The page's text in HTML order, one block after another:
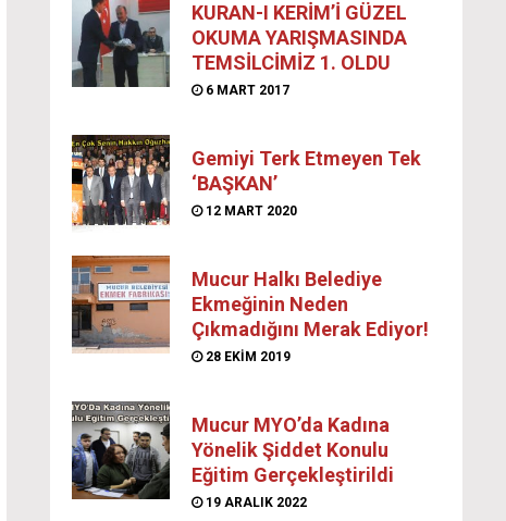
KURAN-I KERİM’İ GÜZEL
OKUMA YARIŞMASINDA
TEMSİLCİMİZ 1. OLDU
6 MART 2017
Gemiyi Terk Etmeyen Tek
‘BAŞKAN’
12 MART 2020
Mucur Halkı Belediye
Ekmeğinin Neden
Çıkmadığını Merak Ediyor!
28 EKIM 2019
Mucur MYO’da Kadına
Yönelik Şiddet Konulu
Eğitim Gerçekleştirildi
19 ARALIK 2022